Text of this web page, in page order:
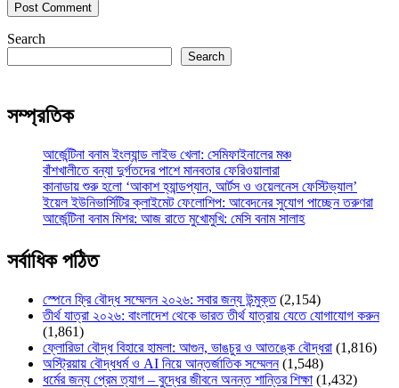
Search
Search
সম্প্রতিক
আর্জেন্টিনা বনাম ইংল্যান্ড লাইভ খেলা: সেমিফাইনালের মঞ্চ
বাঁশখালীতে বন্যা দুর্গতদের পাশে মানবতার ফেরিওয়ালারা
কানাডায় শুরু হলো ‘আকাশ হ্যান্ডপ্যান, আর্টস ও ওয়েলনেস ফেস্টিভ্যাল’
ইয়েল ইউনিভার্সিটির ক্লাইমেট ফেলোশিপ: আবেদনের সুযোগ পাচ্ছেন তরুণরা
আর্জেন্টিনা বনাম মিশর: আজ রাতে মুখোমুখি: মেসি বনাম সালাহ
সর্বাধিক পঠিত
স্পেনে ফ্রি বৌদ্ধ সম্মেলন ২০২৬: সবার জন্য উন্মুক্ত (2,154)
তীর্থ যাত্রা ২০২৬: বাংলাদেশ থেকে ভারত তীর্থ যাত্রায় যেতে যোগাযোগ করুন
(1,861)
ফ্লোরিডা বৌদ্ধ বিহারে হামলা: আগুন, ভাঙচুর ও আতঙ্কে বৌদ্ধরা (1,816)
অস্ট্রিয়ায় বৌদ্ধধর্ম ও AI নিয়ে আন্তর্জাতিক সম্মেলন (1,548)
ধর্মের জন্য প্রেম ত্যাগ – বুদ্ধের জীবনে অনন্ত শান্তির শিক্ষা (1,432)